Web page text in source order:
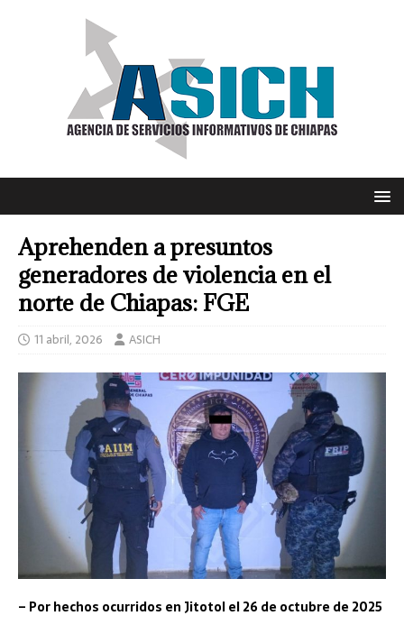
Aprehenden a presuntos
generadores de violencia en el
norte de Chiapas: FGE
11 abril, 2026 ASICH
– Por hechos ocurridos en Jitotol el 26 de octubre de 2025